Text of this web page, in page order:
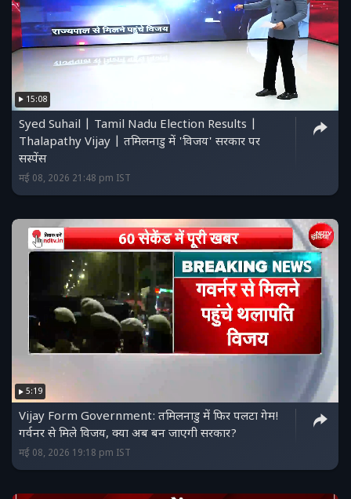
15:08
Syed Suhail | Tamil Nadu Election Results |
Thalapathy Vijay | तमिलनाडु में 'विजय' सरकार पर
सस्पेंस
मई 08, 2026 21:48 pm IST
5:19
Vijay Form Government: तमिलनाडु में फिर पलटा गेम!
गर्वनर से मिले विजय, क्या अब बन जाएगी सरकार?
मई 08, 2026 19:18 pm IST